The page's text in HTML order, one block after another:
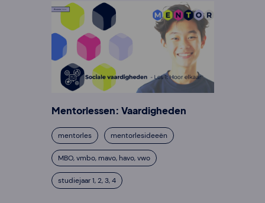
Mentorlessen: Vaardigheden
mentorles mentorlesideeën
MBO, vmbo, mavo, havo, vwo
studiejaar 1, 2, 3, 4